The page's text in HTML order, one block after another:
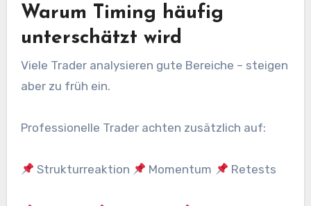
Warum Timing häufig
unterschätzt wird
Viele Trader analysieren gute Bereiche – steigen
aber zu früh ein.
Professionelle Trader achten zusätzlich auf:
Strukturreaktion Momentum Retests